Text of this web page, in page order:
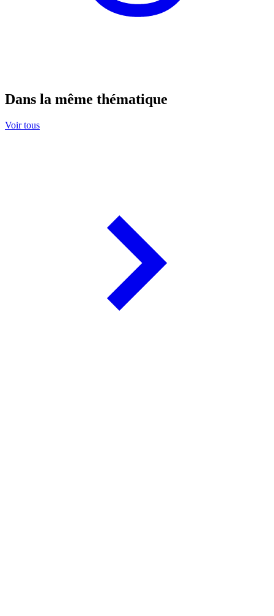
Dans la même thématique
Voir tous